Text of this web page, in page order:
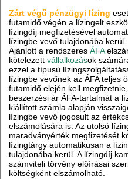
Zárt végű pénzügyi lízing
futamidő végén a lízingelt
lízingdíj megfizetésével
lízingbe vevő tulajdonába kerül.
Ajánlott a rendszeresÁFA
kötelezettvállalkozások
ezzel a típusú
lízingbe vevőnek az ÁFA teljes
futamidő elején kell
beszerzési ár ÁFA-tartalmát a
kiállított számla alapján
lízingbe vevő jogosult az
elszámolására is. Az utolsó
maradványérték megfizetését
lízingtárgy automatikusan a
tulajdonába kerül. A lízingdíj
számviteli törvény előírásai
költségként elszámolható.